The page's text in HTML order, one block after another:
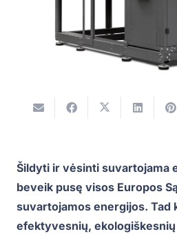
Šildyti ir vėsinti suvartojama
beveik pusę visos Europos
suvartojamos energijos. Tad
efektyvesnių,